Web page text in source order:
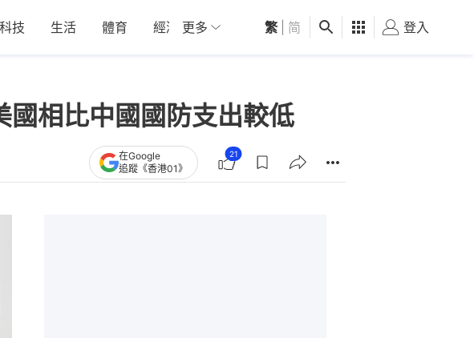
科技 生活 體育 經濟 01深圳 觀點 健康 好食玩飛
更多 繁 简 登入
相比中國國防支出較低
在Google
追蹤《香港01》
21